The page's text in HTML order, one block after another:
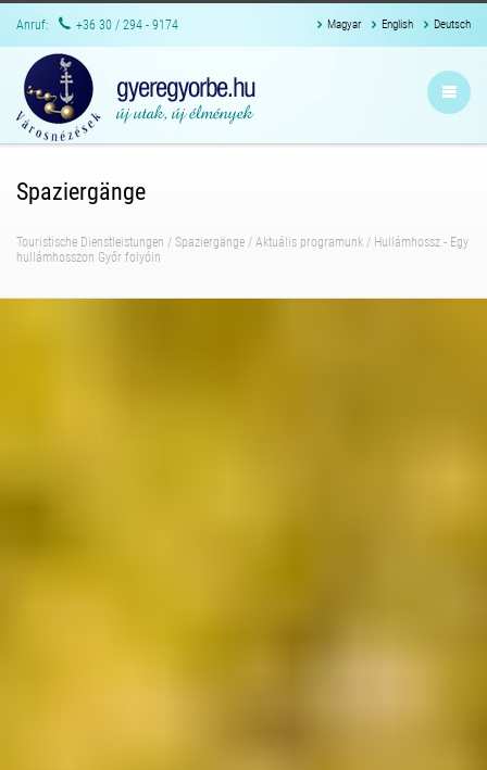
Anruf: +36 30 / 294 - 9174 Magyar English Deutsch
Spaziergänge
Touristische Dienstleistungen / Spaziergänge / Aktuális programunk / Hullámhossz - Egy
hullámhosszon Győr folyóin